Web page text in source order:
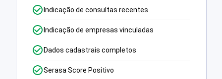
Indicação de consultas recentes
Indicação de empresas vinculadas
Dados cadastrais completos
Serasa Score Positivo